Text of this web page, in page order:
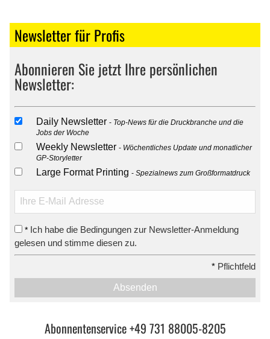
Newsletter für Profis
Abonnieren Sie jetzt Ihre persönlichen
Newsletter:
Daily Newsletter
Top-News für die Druckbranche und die
Jobs der Woche
Weekly Newsletter
Wöchentliches Update und monatlicher
GP-Storyletter
Large Format Printing Spezialnews zum Großformatdruck
* Ich habe die Bedingungen zur Newsletter-Anmeldung
gelesen und stimme diesen zu.
* Pflichtfeld
Absenden
Abonnentenservice +49 731 88005-8205